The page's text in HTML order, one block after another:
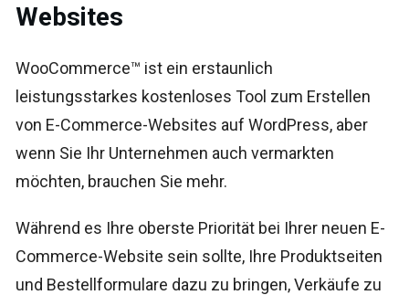
Websites
WooCommerce™ ist ein erstaunlich
leistungsstarkes kostenloses Tool zum Erstellen
von E-Commerce-Websites auf WordPress, aber
wenn Sie Ihr Unternehmen auch vermarkten
möchten, brauchen Sie mehr.
Während es Ihre oberste Priorität bei Ihrer neuen E-
Commerce-Website sein sollte, Ihre Produktseiten
und Bestellformulare dazu zu bringen, Verkäufe zu